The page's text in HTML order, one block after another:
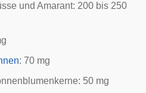
und Amarant: 200 bis 250
: 70 mg
: 50 mg